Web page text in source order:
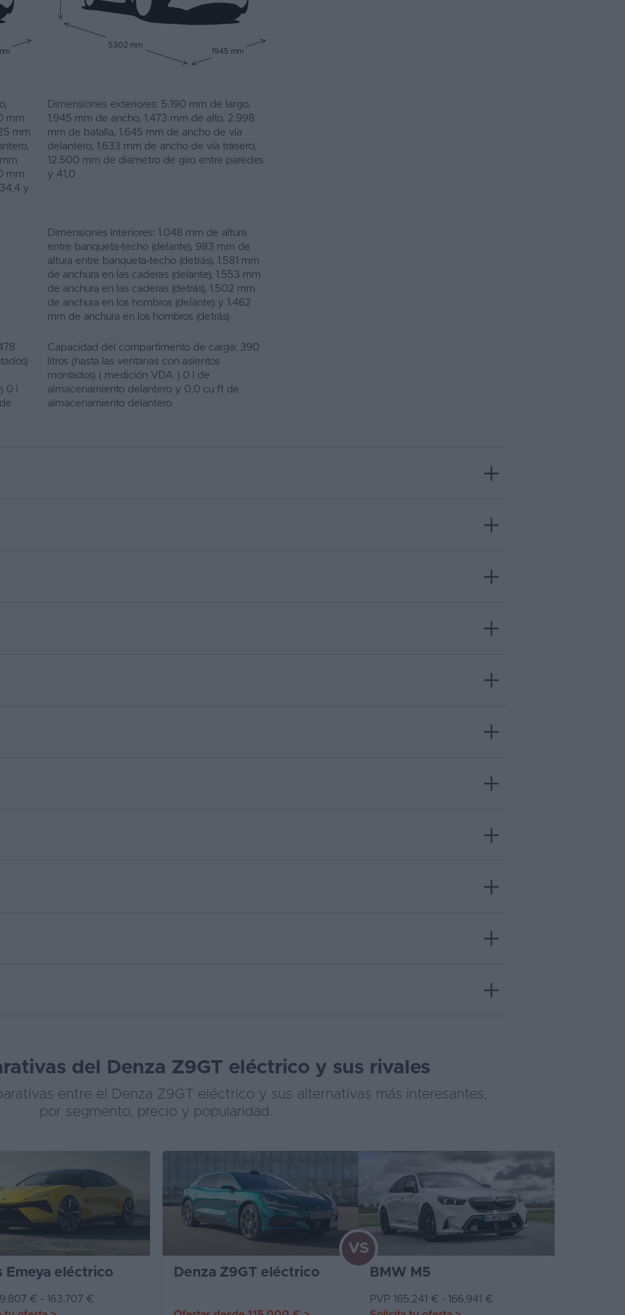
5302 mm
1945 mm
mm
mm
mm
y
Dimensiones exteriores: 5.190 mm de largo,
1.945 mm de ancho, 1.473 mm de alto, 2.998
mm de batalla, 1.645 mm de ancho de vía
delantero, 1.633 mm de ancho de vía trasero,
12.500 mm de diámetro de giro entre paredes
y 41,0
Dimensiones interiores: 1.048 mm de altura
entre banqueta-techo (delante), 983 mm de
altura entre banqueta-techo (detrás), 1.581 mm
de anchura en las caderas (delante), 1.553 mm
de anchura en las caderas (detrás), 1.502 mm
de anchura en los hombros (delante) y 1.462
mm de anchura en los hombros (detrás)
0 l
Capacidad del compartimento de carga: 390
litros (hasta las ventanas con asientos
montados) ( medición VDA ) 0 l de
almacenamiento delantero y 0,0 cu ft de
almacenamiento delantero
del Denza Z9GT eléctrico y sus rivales
entre el Denza Z9GT eléctrico y sus alternativas más interesantes,
por segmento, precio y popularidad.
Emeya eléctrico
€ - 163.707 €
Denza Z9GT eléctrico BMW M5
VS
PVP 165.241 € - 166.941 €